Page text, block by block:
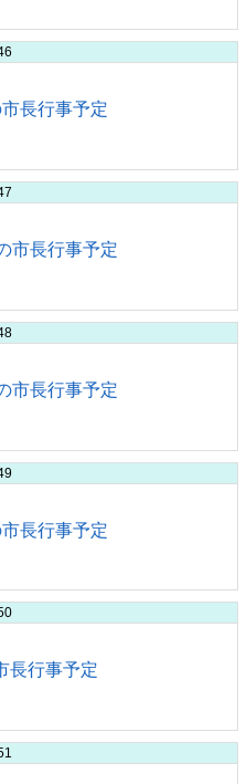
長行事予定
市長行事予定
市長行事予定
長行事予定
長行事予定